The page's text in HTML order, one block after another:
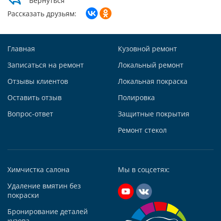
121059, г. Москва, ул. Киевская, д. 14, стр. 3
+7 (495) 927-56-51
Telegram
Заказать звонок
Построить маршрут
Рассказать друзьям:
Главная
Записаться на ремонт
Отзывы клиентов
Оставить отзыв
Вопрос-ответ
Кузовной ремонт
Локальный ремонт
Локальная покраска
Полировка
Защитные покрытия
Ремонт стекол
Химчистка салона
Удаление вмятин без
покраски
Бронирование деталей
Мы в соцсетях: